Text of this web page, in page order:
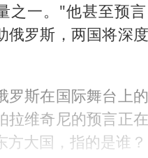
之一。"他甚至预
俄罗斯，两国将深
罗斯在国际舞台上
拉维奇尼的预言正在
方大国，指的是谁？